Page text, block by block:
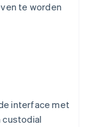
te worden
interface met
custodial